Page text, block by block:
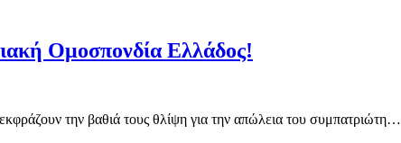
Ομοσπονδία Ελλάδος!
την βαθιά τους θλίψη για την απώλεια του συμπατριώτη…